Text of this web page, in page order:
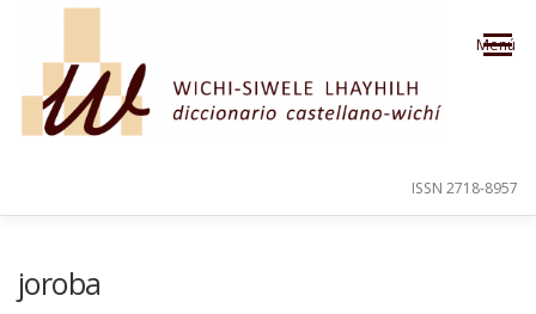
Saltar al contenido
Menú
ISSN 2718-8957
joroba